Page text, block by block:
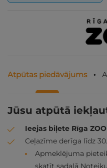
Atpūtas piedāvājums
Jūsu atpūtā
Ieejas biļete Rīga
Ceļazīme derīga līdz
Apmeklējuma
skatīt sadaļā